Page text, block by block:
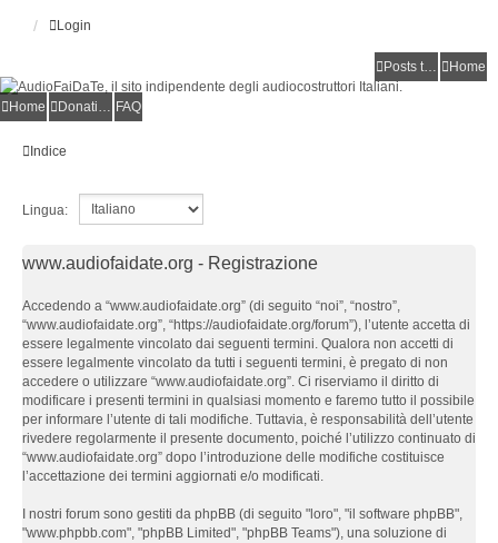
Login
Posts toplist Home
Home Donations FAQ
Indice
Lingua:
www.audiofaidate.org - Registrazione
Accedendo a “www.audiofaidate.org” (di seguito “noi”, “nostro”,
“www.audiofaidate.org”, “https://audiofaidate.org/forum”), l’utente accetta di
essere legalmente vincolato dai seguenti termini. Qualora non accetti di
essere legalmente vincolato da tutti i seguenti termini, è pregato di non
accedere o utilizzare “www.audiofaidate.org”. Ci riserviamo il diritto di
modificare i presenti termini in qualsiasi momento e faremo tutto il possibile
per informare l’utente di tali modifiche. Tuttavia, è responsabilità dell’utente
rivedere regolarmente il presente documento, poiché l’utilizzo continuato di
“www.audiofaidate.org” dopo l’introduzione delle modifiche costituisce
l’accettazione dei termini aggiornati e/o modificati.
I nostri forum sono gestiti da phpBB (di seguito "loro", "il software phpBB",
"www.phpbb.com", "phpBB Limited", "phpBB Teams"), una soluzione di